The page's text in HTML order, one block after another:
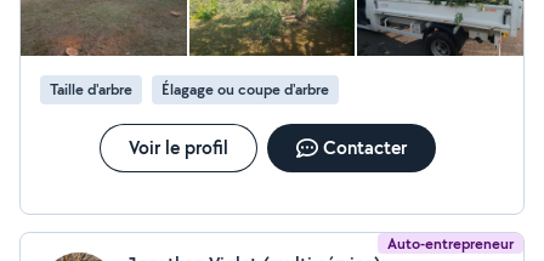
Taille d'arbre Élagage ou coupe d'arbre
Voir le profil Contacter
Auto-entrepreneur